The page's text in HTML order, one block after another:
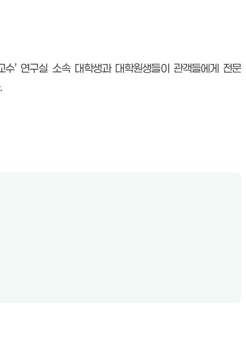
수’ 연구실 소속 대학생과 대학원생들이 관객들에게 전문